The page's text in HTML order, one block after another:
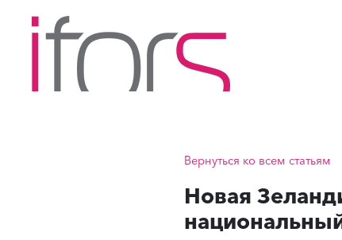
Вернуться ко всем статьям
Новая